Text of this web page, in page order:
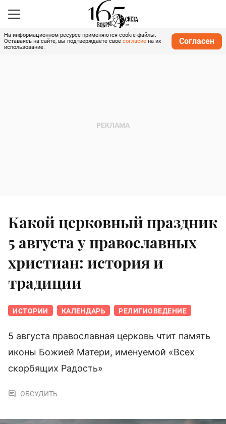
На информационном ресурсе применяются cookie-файлы.
Оставаясь на сайте, вы подтверждаете свое согласие на их
использование.
Согласен
Какой церковный праздник
5 августа у православных
христиан: история и
традиции
ИСТОРИИ КАЛЕНДАРЬ РЕЛИГИОВЕДЕНИЕ
5 августа православная церковь чтит память
иконы Божией Матери, именуемой «Всех
скорбящих Радость»
ОБСУДИТЬ